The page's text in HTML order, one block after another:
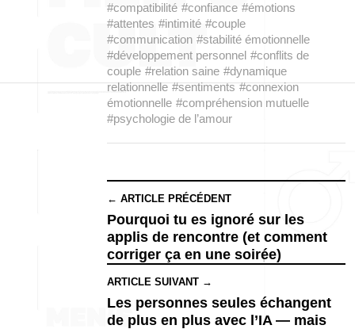
#compatibilité #confiance #émotions
#attentes #intimité #couple
#communication #stabilité émotionnelle
#développement personnel #conflits de
couple #relation saine #dynamique
relationnelle #sentiments #connexion
émotionnelle #compréhension mutuelle
#psychologie de l’amour
← ARTICLE PRÉCÉDENT
Pourquoi tu es ignoré sur les
applis de rencontre (et comment
corriger ça en une soirée)
ARTICLE SUIVANT →
Les personnes seules échangent
de plus en plus avec l’IA — mais